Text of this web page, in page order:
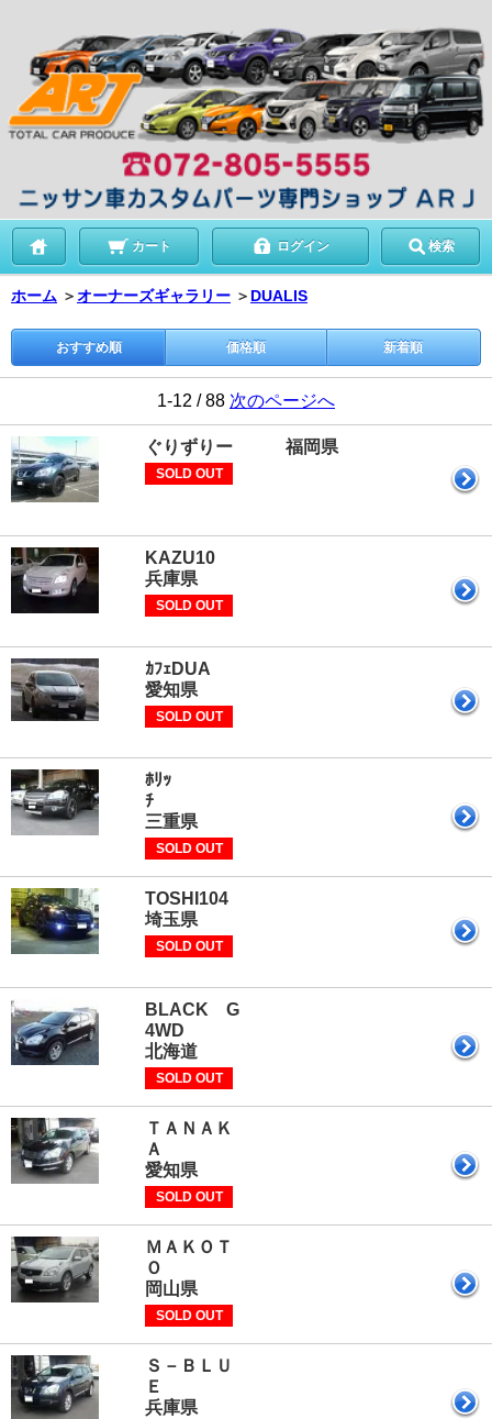
カート ログイン 検索
ホーム ＞オーナーズギャラリー ＞ DUALIS
おすすめ順 価格順 新着順
1-12 / 88 次のページへ
ぐりずりー 福岡県
SOLD OUT
兵庫県
SOLD OUT
ｶﾌｪDUA
愛知県
SOLD OUT
ﾎﾘｯ
三重県
SOLD OUT
埼玉県
SOLD OUT
BLACK G
4WD
北海道
SOLD OUT
ＴＡＮＡＫ
愛知県
SOLD OUT
ＭＡＫＯＴ
岡山県
SOLD OUT
Ｓ－ＢＬＵ
兵庫県